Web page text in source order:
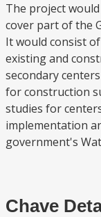
The project
cover part of the
It would consist
existing and
secondary
for construction
studies for
implementation
government's
Chave